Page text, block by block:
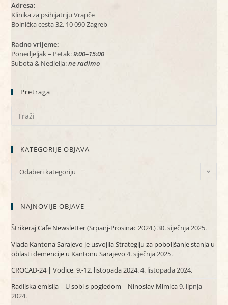
Adresa:
Klinika za psihijatriju Vrapče
Bolnička cesta 32, 10 090 Zagreb
Radno vrijeme:
Ponedjeljak – Petak:9:00–15:00
Subota & Nedjelja:ne radimo
Pretraga
KATEGORIJE OBJAVA
Odaberi kategoriju
NAJNOVIJE OBJAVE
Štrikeraj Cafe Newsletter (Srpanj-Prosinac 2024.)30. siječnja 2025.
Vlada Kantona Sarajevo je usvojila Strategiju za poboljšanje stanja u
oblasti demencije u Kantonu Sarajevo 4. siječnja 2025.
CROCAD-24 | Vodice, 9.-12. listopada 2024.4. listopada 2024.
Radijska emisija – U sobi s pogledom – Ninoslav Mimica9. lipnja
2024.